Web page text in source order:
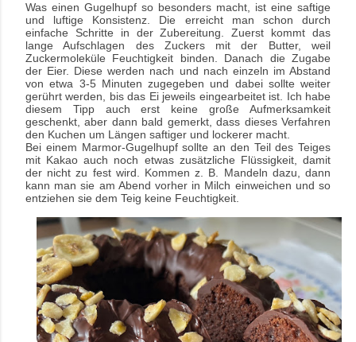
Was einen Gugelhupf so besonders macht, ist eine saftige
und luftige Konsistenz. Die erreicht man schon durch
einfache Schritte in der Zubereitung. Zuerst kommt das
lange Aufschlagen des Zuckers mit der Butter, weil
Zuckermoleküle Feuchtigkeit binden. Danach die Zugabe
der Eier. Diese werden nach und nach einzeln im Abstand
von etwa 3-5 Minuten zugegeben und dabei sollte weiter
gerührt werden, bis das Ei jeweils eingearbeitet ist. Ich habe
diesem Tipp auch erst keine große Aufmerksamkeit
geschenkt, aber dann bald gemerkt, dass dieses Verfahren
den Kuchen um Längen saftiger und lockerer macht.
Bei einem Marmor-Gugelhupf sollte an den Teil des Teiges
mit Kakao auch noch etwas zusätzliche Flüssigkeit, damit
der nicht zu fest wird. Kommen z. B. Mandeln dazu, dann
kann man sie am Abend vorher in Milch einweichen und so
entziehen sie dem Teig keine Feuchtigkeit.